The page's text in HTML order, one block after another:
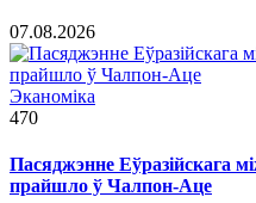
07.08.2026
Эканоміка
470
Пасяджэнне Еўразійскага
прайшло ў Чалпон-Аце